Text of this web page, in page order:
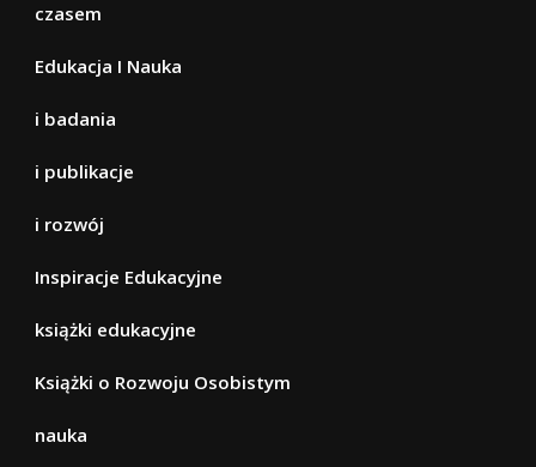
czasem
Edukacja I Nauka
i badania
i publikacje
i rozwój
Inspiracje Edukacyjne
książki edukacyjne
Książki o Rozwoju Osobistym
nauka